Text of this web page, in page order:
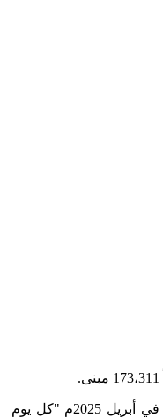
جاء في صحيفة (الغارديان) البريطانية، في أبريل 2025م "كل يوم